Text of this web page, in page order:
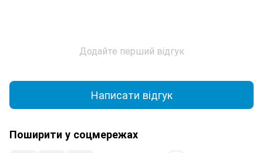
Додайте перший відгук
Написати відгук
Поширити у соцмережах